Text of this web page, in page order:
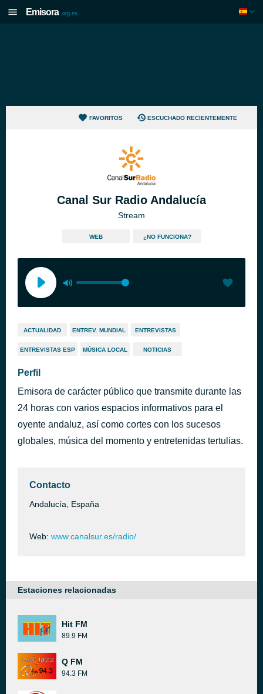
Emisora .org.es
FAVORITOS ESCUCHADO RECIENTEMENTE
Canal Sur Radio Andalucía
Stream
WEB ¿NO FUNCIONA?
ACTUALIDAD ENTREV. MUNDIAL ENTREVISTAS
ENTREVISTAS ESP MÚSICA LOCAL NOTICIAS
Perfil
Emisora de carácter público que transmite durante las
24 horas con varios espacios informativos para el
oyente andaluz, así como cortes con los sucesos
globales, música del momento y entretenidas tertulias.
Contacto
Andalucía, España
Web: www.canalsur.es/radio/
Estaciones relacionadas
Hit FM
89.9 FM
Q FM
94.3 FM